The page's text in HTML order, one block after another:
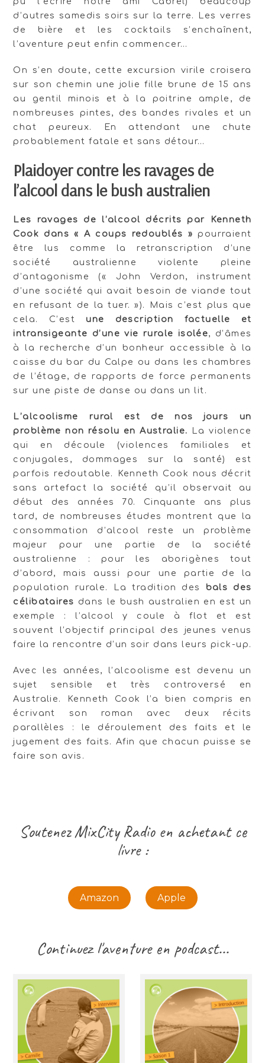
d’autres samedis soirs sur la terre. Les verres
de bière et les cocktails s’enchaînent,
l’aventure peut enfin commencer…
On s’en doute, cette excursion virile croisera
sur son chemin une jolie fille brune de 15 ans
au gentil minois et à la poitrine ample, de
nombreuses pintes, des bandes rivales et un
chat peureux. En attendant une chute
probablement fatale et sans détour…
Plaidoyer contre les ravages de
l’alcool dans le bush australien
Les ravages de l’alcool décrits par Kenneth
Cook dans « A coups redoublés » pourraient
être lus comme la retranscription d’une
société australienne violente pleine
d’antagonisme (« John Verdon, instrument
d’une société qui avait besoin de viande tout
en refusant de la tuer. »). Mais c’est plus que
cela. C’estune description factuelle et
intransigeante d’une vie rurale isolée, d’âmes
à la recherche d’un bonheur accessible à la
caisse du bar du Calpe ou dans les chambres
de l’étage, de rapports de force permanents
sur une piste de danse ou dans un lit.
L’alcoolisme rural est de nos jours un
problème non résolu en Australie. La violence
qui en découle (violences familiales et
conjugales, dommages sur la santé) est
parfois redoutable. Kenneth Cook nous décrit
sans artefact la société qu’il observait au
début des années 70. Cinquante ans plus
tard, de nombreuses études montrent que la
consommation d’alcool reste un problème
majeur pour une partie de la société
australienne : pour les aborigènes tout
d’abord, mais aussi pour une partie de la
population rurale. La tradition des bals des
célibataires dans le bush australien en est un
exemple : l’alcool y coule à flot et est
souvent l’objectif principal des jeunes venus
faire la rencontre d’un soir dans leurs pick-up.
Avec les années, l’alcoolisme est devenu un
sujet sensible et très controversé en
Australie. Kenneth Cook l’a bien compris en
écrivant son roman avec deux récits
parallèles : le déroulement des faits et le
jugement des faits. Afin que chacun puisse se
faire son avis.
Soutenez MixCity Radio en achetant ce
livre :
Amazon Apple
Continuez l'aventure en podcast...